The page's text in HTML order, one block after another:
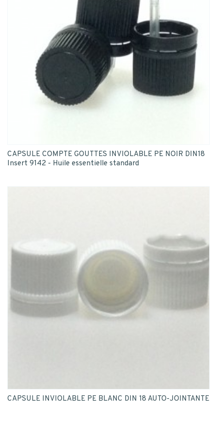
CAPSULE COMPTE GOUTTES INVIOLABLE PE NOIR DIN18
Insert 9142 - Huile essentielle standard
CAPSULE INVIOLABLE PE BLANC DIN 18 AUTO-JOINTANTE